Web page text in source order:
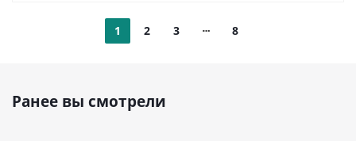
1 2 3 8
Ранее вы смотрели